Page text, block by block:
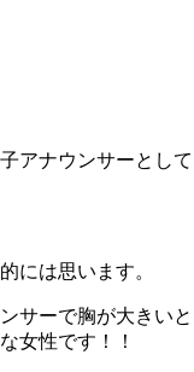
アナウンサーとして
には思います。
サーで胸が大きいと
女性です！！